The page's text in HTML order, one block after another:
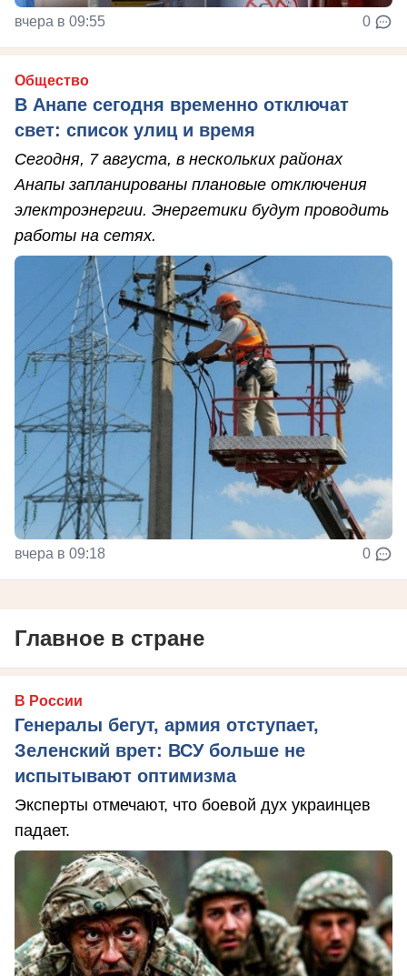
вчера в 09:55 0
Общество
В Анапе сегодня временно отключат
свет: список улиц и время
Сегодня, 7 августа, в нескольких районах
Анапы запланированы плановые отключения
электроэнергии. Энергетики будут проводить
работы на сетях.
вчера в 09:18 0
Главное в стране
В России
Генералы бегут, армия отступает,
Зеленский врет: ВСУ больше не
испытывают оптимизма
Эксперты отмечают, что боевой дух украинцев
падает.